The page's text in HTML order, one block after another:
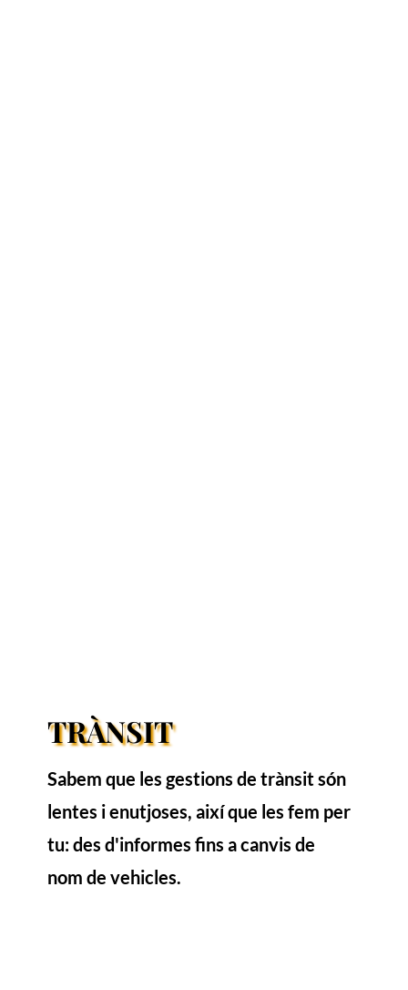
TRÀNSIT
Sabem que les gestions de trànsit són
lentes i enutjoses, així que les fem per
tu: des d'informes fins a canvis de
nom de vehicles.